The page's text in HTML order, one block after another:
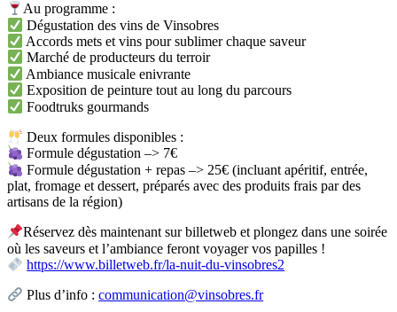
Au programme :
Dégustation des vins de Vinsobres
Accords mets et vins pour sublimer chaque saveur
Marché de producteurs du terroir
Ambiance musicale enivrante
Exposition de peinture tout au long du parcours
Foodtruks gourmands
Deux formules disponibles :
Formule dégustation –> 7€
Formule dégustation + repas –> 25€ (incluant apéritif, entrée,
plat, fromage et dessert, préparés avec des produits frais par des
artisans de la région)
Réservez dès maintenant sur billetweb et plongez dans une soirée
où les saveurs et l’ambiance feront voyager vos papilles !
https://www.billetweb.fr/la-nuit-du-vinsobres2
Plus d’info :communication@vinsobres.fr